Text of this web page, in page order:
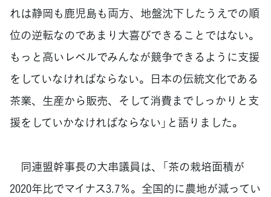
れは静岡も鹿児島も両方、地盤沈下したうえでの順
位の逆転なのであまり大喜びできることではない。
もっと高いレベルでみんなが競争できるように支援
をしていなければならない。日本の伝統文化である
茶業、生産から販売、そして消費までしっかりと支
援をしていかなければならない」と語りました。
同連盟幹事長の大串議員は、「茶の栽培面積が
2020年比でマイナス3.7％。全国的に農地が減ってい